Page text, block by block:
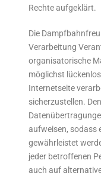
Rechte aufgeklärt.
Die
Verarbeitung
organisatorische
möglichst
Internetseite
sicherzustellen.
aufweisen, sodass
gewährleistet
jeder betroffenen
auch auf